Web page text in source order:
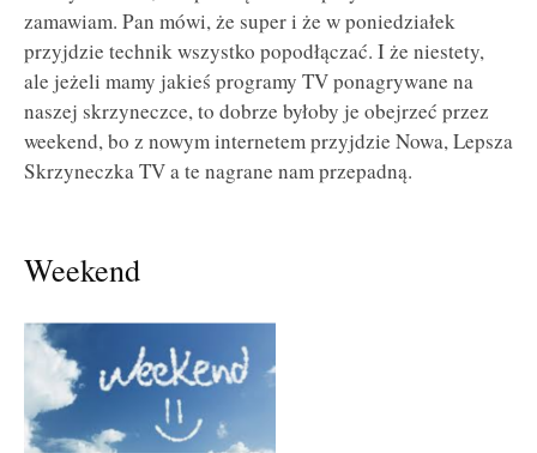
zamawiam. Pan mówi, że super i że w poniedziałek
przyjdzie technik wszystko popodłączać. I że niestety,
ale jeżeli mamy jakieś programy TV ponagrywane na
naszej skrzyneczce, to dobrze byłoby je obejrzeć przez
weekend, bo z nowym internetem przyjdzie Nowa, Lepsza
Skrzyneczka TV a te nagrane nam przepadną.
Weekend